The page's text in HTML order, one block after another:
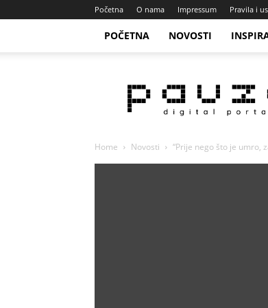
Početna O nama Impressum Pravila i
POČETNA NOVOSTI
Portal
Home Novosti “Prije nego što je umro,